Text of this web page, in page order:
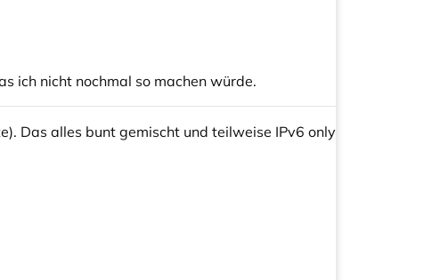
ich nicht nochmal so machen würde.
Das alles bunt gemischt und teilweise IPv6 only